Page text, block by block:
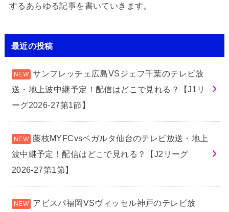
するあらゆる記事を書いていきます。
最近の投稿
サンフレッチェ広島VSジェフ千葉のテレビ放
送・地上波中継予定！配信はどこで見れる？【J1リ
ーグ2026-27第1節】
藤枝MYFCvsベガルタ仙台のテレビ放送・地上
波中継予定！配信はどこで見れる？【J2リーグ
2026-27第1節】
アビスパ福岡VSヴィッセル神戸のテレビ放